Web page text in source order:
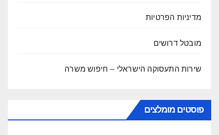
מדיניות הפרטיות
מובטל דרושים
שירות התעסוקה הישראלי – חיפוש משרה
פוסטים מומלצים